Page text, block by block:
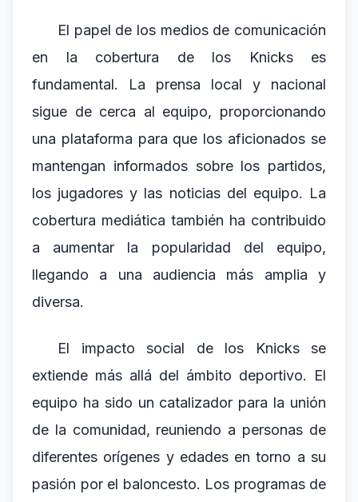
El papel de los medios de comunicación
en la cobertura de los Knicks es
fundamental. La prensa local y nacional
sigue de cerca al equipo, proporcionando
una plataforma para que los aficionados se
mantengan informados sobre los partidos,
los jugadores y las noticias del equipo. La
cobertura mediática también ha contribuido
a aumentar la popularidad del equipo,
llegando a una audiencia más amplia y
diversa.
El impacto social de los Knicks se
extiende más allá del ámbito deportivo. El
equipo ha sido un catalizador para la unión
de la comunidad, reuniendo a personas de
diferentes orígenes y edades en torno a su
pasión por el baloncesto. Los programas de